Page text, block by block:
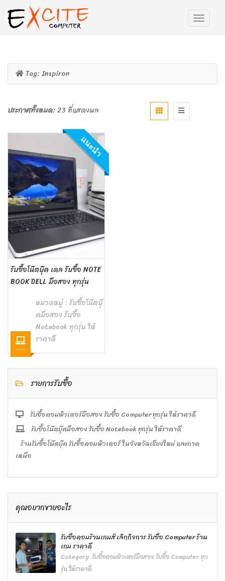
Tag: Inspiron
ประกาศทั้งหมด:23 ที่แสดงผล
แนะนำ
รับซื้อโน๊ตบุ๊ค เดล รับซื้อ NOTE
BOOK DELL มือสอง ทุกรุ่น
หมวดหมู่ : รับซื้อโน๊ตบุ๊
คมือสอง รับซื้อ
Notebook ทุกรุ่น ให้
ราคาดี
รายการรับซื้อ
รับซื้อคอมพิวเตอร์มือสอง รับซื้อ Computer ทุกรุ่น ให้ราคาดี
รับซื้อโน๊ตบุ๊คมือสอง รับซื้อ Notebook ทุกรุ่น ให้ราคาดี
ร้านรับซื้อโน๊ตบุ๊ค รับซื้อคอมพิวเตอร์ ในจังหวัดเชียงใหม่ และภาค
เหนือ
คุณอยากขายอะไร
รับซื้อคอมร้านเกมส์ เลิกกิจการ รับซื้อ Computer ร้าน
เกม ราคาดี
Category:รับซื้อคอมพิวเตอร์มือสอง รับซื้อ Computer ทุก
รุ่น ให้ราคาดี